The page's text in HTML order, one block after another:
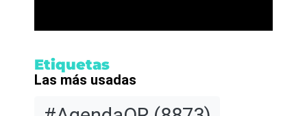
Etiquetas
Las más usadas